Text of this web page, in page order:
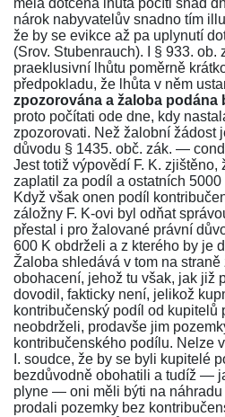
měla dotčená lhůta počíti snad
nárok nabyvatelův snadno tím
že by se evikce až pa uplynutí
(Srov. Stubenrauch). I § 933. ob.
praeklusivní lhůtu poměrně
předpokladu, že lhůta v něm
zpozorována a žaloba podána
proto počítati ode dne, kdy
zpozorovati. Než žalobní žádost
důvodu § 1435. obč. zák. —
Jest totiž výpovědí F. K. zjištěno,
zaplatil za podíl a ostatních 5000
Když však onen podíl
záložny F. K-ovi byl odňat
přestal i pro žalované právní
600 K obdrželi a z kterého by je
Žaloba shledává v tom na
obohacení, jehož tu však, jak již
dovodil, fakticky není, jelikož
kontribučenský podíl od kupitelů
neobdrželi, prodavše jim
kontribučenského podílu. Nelze
I. soudce, že by se byli kupitelé
bezdůvodně obohatili a tudíž —
plyne — oni měli býti na
prodali pozemky bez